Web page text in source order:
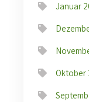
Januar
Oktober